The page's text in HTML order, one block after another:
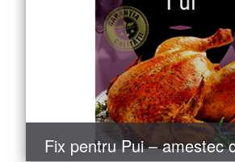
Fix pentru Pui – amestec